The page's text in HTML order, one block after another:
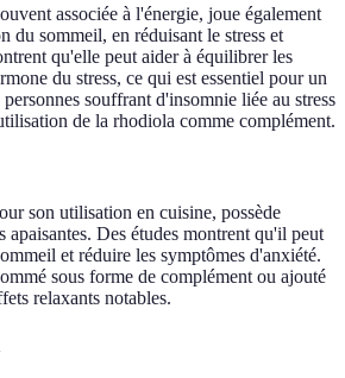
associée à l'énergie, joue également
du sommeil, en réduisant le stress et
qu'elle peut aider à équilibrer les
du stress, ce qui est essentiel pour un
souffrant d'insomnie liée au stress
de la rhodiola comme complément.
son utilisation en cuisine, possède
apaisantes. Des études montrent qu'il peut
et réduire les symptômes d'anxiété.
sous forme de complément ou ajouté
relaxants notables.